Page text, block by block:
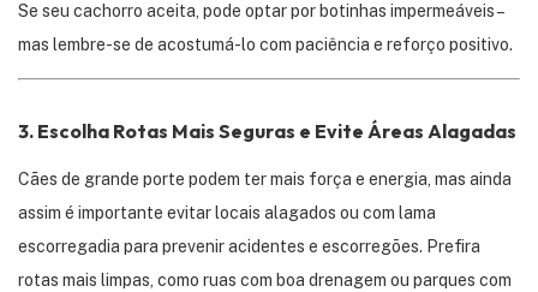
Se seu cachorro aceita, pode optar por botinhas impermeáveis –
mas lembre-se de acostumá-lo com paciência e reforço positivo.
3. Escolha Rotas Mais Seguras e Evite Áreas Alagadas
Cães de grande porte podem ter mais força e energia, mas ainda
assim é importante evitar locais alagados ou com lama
escorregadia para prevenir acidentes e escorregões. Prefira
rotas mais limpas, como ruas com boa drenagem ou parques com